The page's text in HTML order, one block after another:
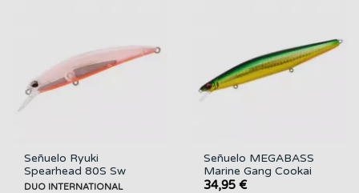
Señuelo Ryuki
Spearhead 80S Sw
Duo...
DUO INTERNATIONAL
Señuelo MEGABASS
Marine Gang Cookai
140S
34,95 €